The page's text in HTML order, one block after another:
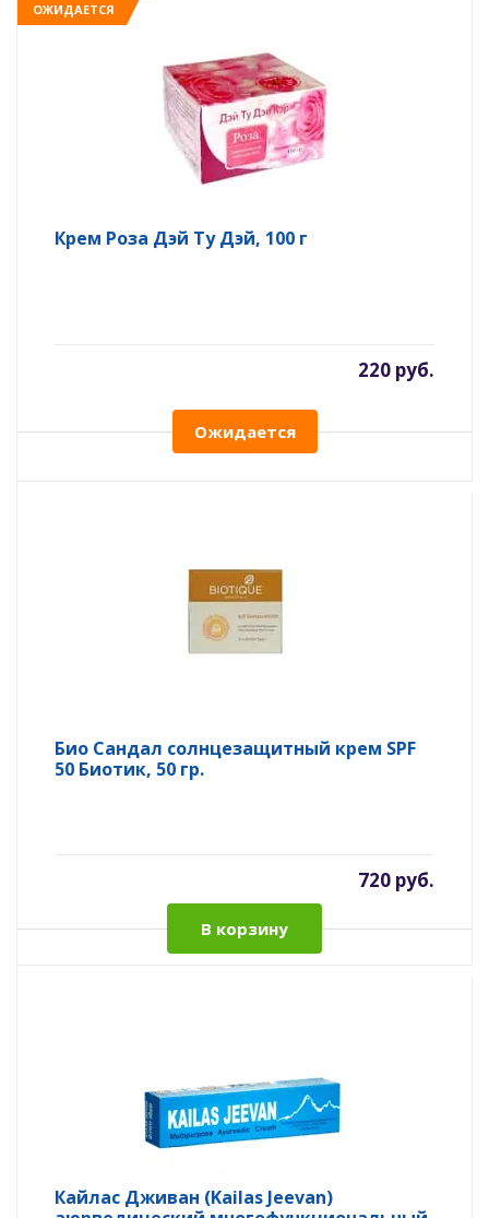
ОЖИДАЕТСЯ
Крем Роза Дэй Ту Дэй, 100 г
220 руб.
Ожидается
Био Сандал солнцезащитный крем SPF
50 Биотик, 50 гр.
720 руб.
В корзину
Кайлас Дживан (Kailas Jeevan)